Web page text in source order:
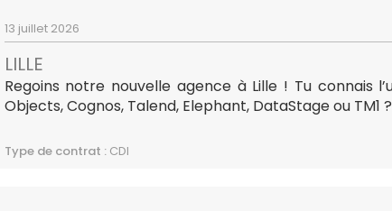
13 juillet 2026
LILLE
Type de contrat : CDI
Regoins notre nouvelle agence à Lille ! Tu connais
Objects, Cognos, Talend, Elephant, DataStage ou TM1